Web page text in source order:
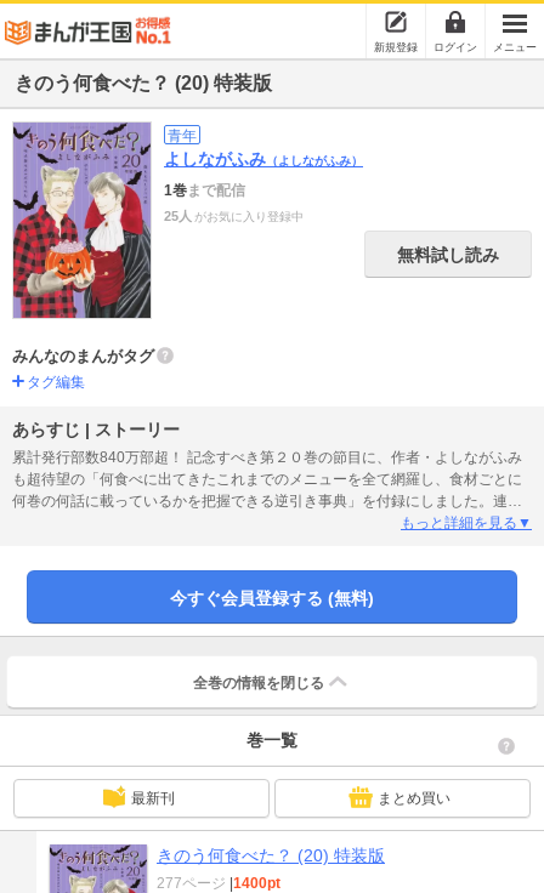
新規登録 ログイン メニュー
きのう何食べた？ (20) 特装版
青年
よしながふみ （よしながふみ）
1巻まで配信
25人 がお気に入り登録中
無料試し読み
みんなのまんがタグ
タグ編集
あらすじ | ストーリー
累計発行部数840万部超！ 記念すべき第２０巻の節目に、作者・よしながふみ
も超待望の「何食べに出てきたこれまでのメニューを全て網羅し、食材ごとに
何巻の何話に載っているかを把握できる逆引き事典」を付録にしました。連載
当初から変わらず『きのう何食べた？』が大切にしているメインコンテンツが
の物語も紐解かれていきます。そして作者の思い入れの深い料理を３品撮り下
ろし。これから料理を始めよう、という人も作る気になる！料理写真やシロさ
もつ鍋風（10巻#79より）、シロさんちふうシフォンケーキ（11巻#88よ
ーイラスト集、何食べに出てくる料理「基本のき」、シロさん的エプロンメ
もっと詳細を見る▼
今すぐ会員登録する (無料)
全巻の情報を 閉じる
巻一覧
最新刊 まとめ買い
きのう何食べた？ (20) 特装版
277ページ |1400pt